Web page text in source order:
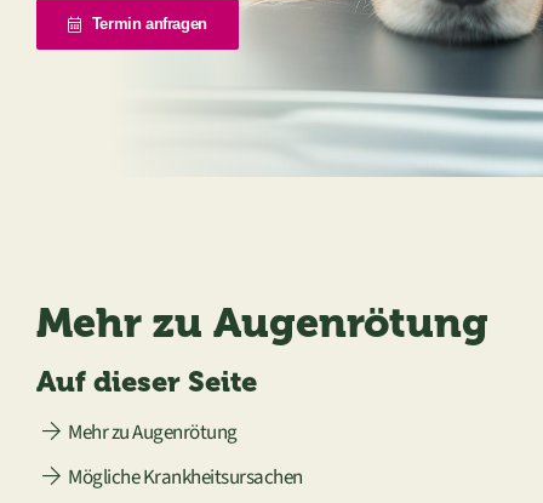
Termin anfragen
Mehr zu Augenrötung
Auf dieser Seite
Mehr zu Augenrötung
Mögliche Krankheitsursachen